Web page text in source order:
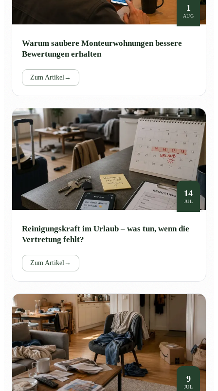
1
AUG
Warum saubere Monteurwohnungen bessere
Bewertungen erhalten
Zum Artikel→
14
JUL
Reinigungskraft im Urlaub – was tun, wenn die
Vertretung fehlt?
Zum Artikel→
9
JUL